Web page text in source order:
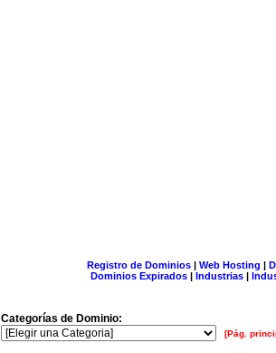
Registro de Dominios| Web Hosting |
Dominios Expirados | Industrias |
Categorías de Dominio:
[Pág.